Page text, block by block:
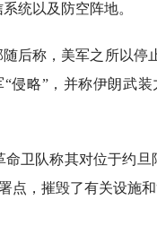
统以及防空阵地。
后称，美军之所以停
侵略”，并称伊朗武
卫队称其对位于约
点，摧毁了有关设施和